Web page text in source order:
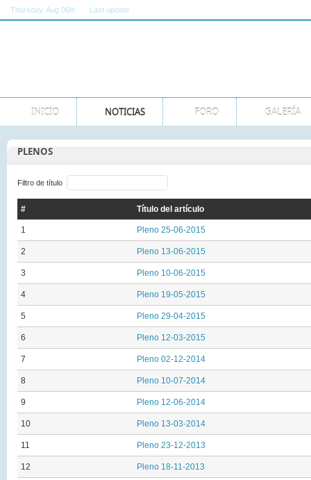
Thursday , Aug 06th Last update
INICIO NOTICIAS FORO GALERÍA
PLENOS
Filtro de título
# Título del artículo
1 Pleno 25-06-2015
2 Pleno 13-06-2015
3 Pleno 10-06-2015
4 Pleno 19-05-2015
5 Pleno 29-04-2015
6 Pleno 12-03-2015
7 Pleno 02-12-2014
8 Pleno 10-07-2014
9 Pleno 12-06-2014
10 Pleno 13-03-2014
11 Pleno 23-12-2013
12 Pleno 18-11-2013